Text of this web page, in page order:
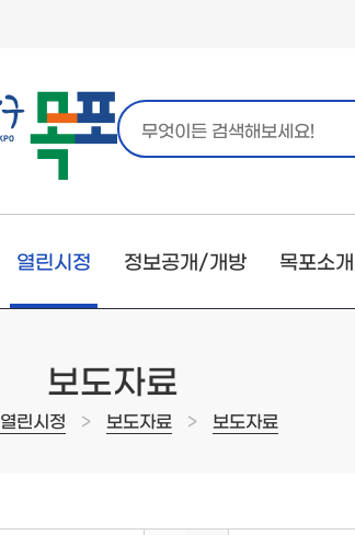
열린시정 정보공개/개방 목포소개
보도자료
열린시정 > 보도자료 > 보도자료